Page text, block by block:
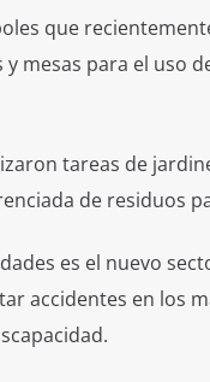
que
y mesas para el uso
tareas de
de residuos
es el nuevo
accidentes en los